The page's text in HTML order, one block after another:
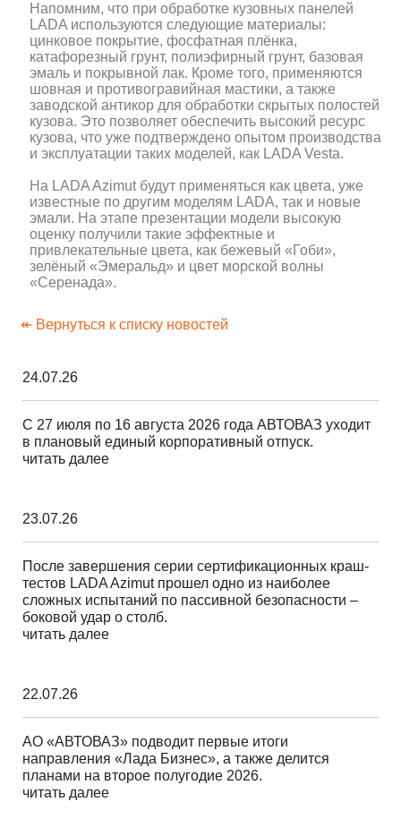
Напомним, что при обработке кузовных панелей
LADA используются следующие материалы:
цинковое покрытие, фосфатная плёнка,
катафорезный грунт, полиэфирный грунт, базовая
эмаль и покрывной лак. Кроме того, применяются
шовная и противогравийная мастики, а также
заводской антикор для обработки скрытых полостей
кузова. Это позволяет обеспечить высокий ресурс
кузова, что уже подтверждено опытом производства
и эксплуатации таких моделей, как LADA Vesta.
На LADA Azimut будут применяться как цвета, уже
известные по другим моделям LADA, так и новые
эмали. На этапе презентации модели высокую
оценку получили такие эффектные и
привлекательные цвета, как бежевый «Гоби»,
зелёный «Эмеральд» и цвет морской волны
«Серенада».
↞ Вернуться к списку новостей
24.07.26
С 27 июля по 16 августа 2026 года АВТОВАЗ уходит
в плановый единый корпоративный отпуск.
читать далее
23.07.26
После завершения серии сертификационных краш-
тестов LADA Azimut прошел одно из наиболее
сложных испытаний по пассивной безопасности –
боковой удар о столб.
читать далее
22.07.26
АО «АВТОВАЗ» подводит первые итоги
направления «Лада Бизнес», а также делится
планами на второе полугодие 2026.
читать далее